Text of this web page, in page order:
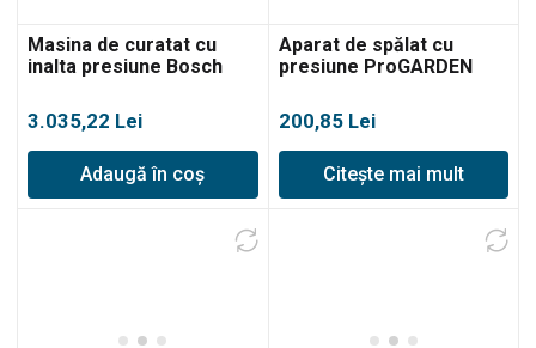
Masina de curatat cu
inalta presiune Bosch
3.035,22 Lei
Adaugă în coș
Aparat de spălat cu
presiune ProGARDEN
70bar
200,85 Lei
Citește mai mult